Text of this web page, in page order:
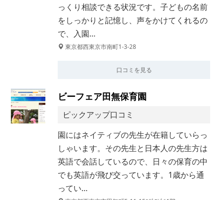
っくり相談できる状況です。子どもの名前
をしっかりと記憶し、声をかけてくれるの
で、入園…
東京都西東京市南町1-3-28
口コミを見る
ビーフェア田無保育園
ピックアップ口コミ
園にはネイティブの先生が在籍していらっ
しゃいます。その先生と日本人の先生方は
英語で会話しているので、日々の保育の中
でも英語が飛び交っています。1歳から通
ってい…